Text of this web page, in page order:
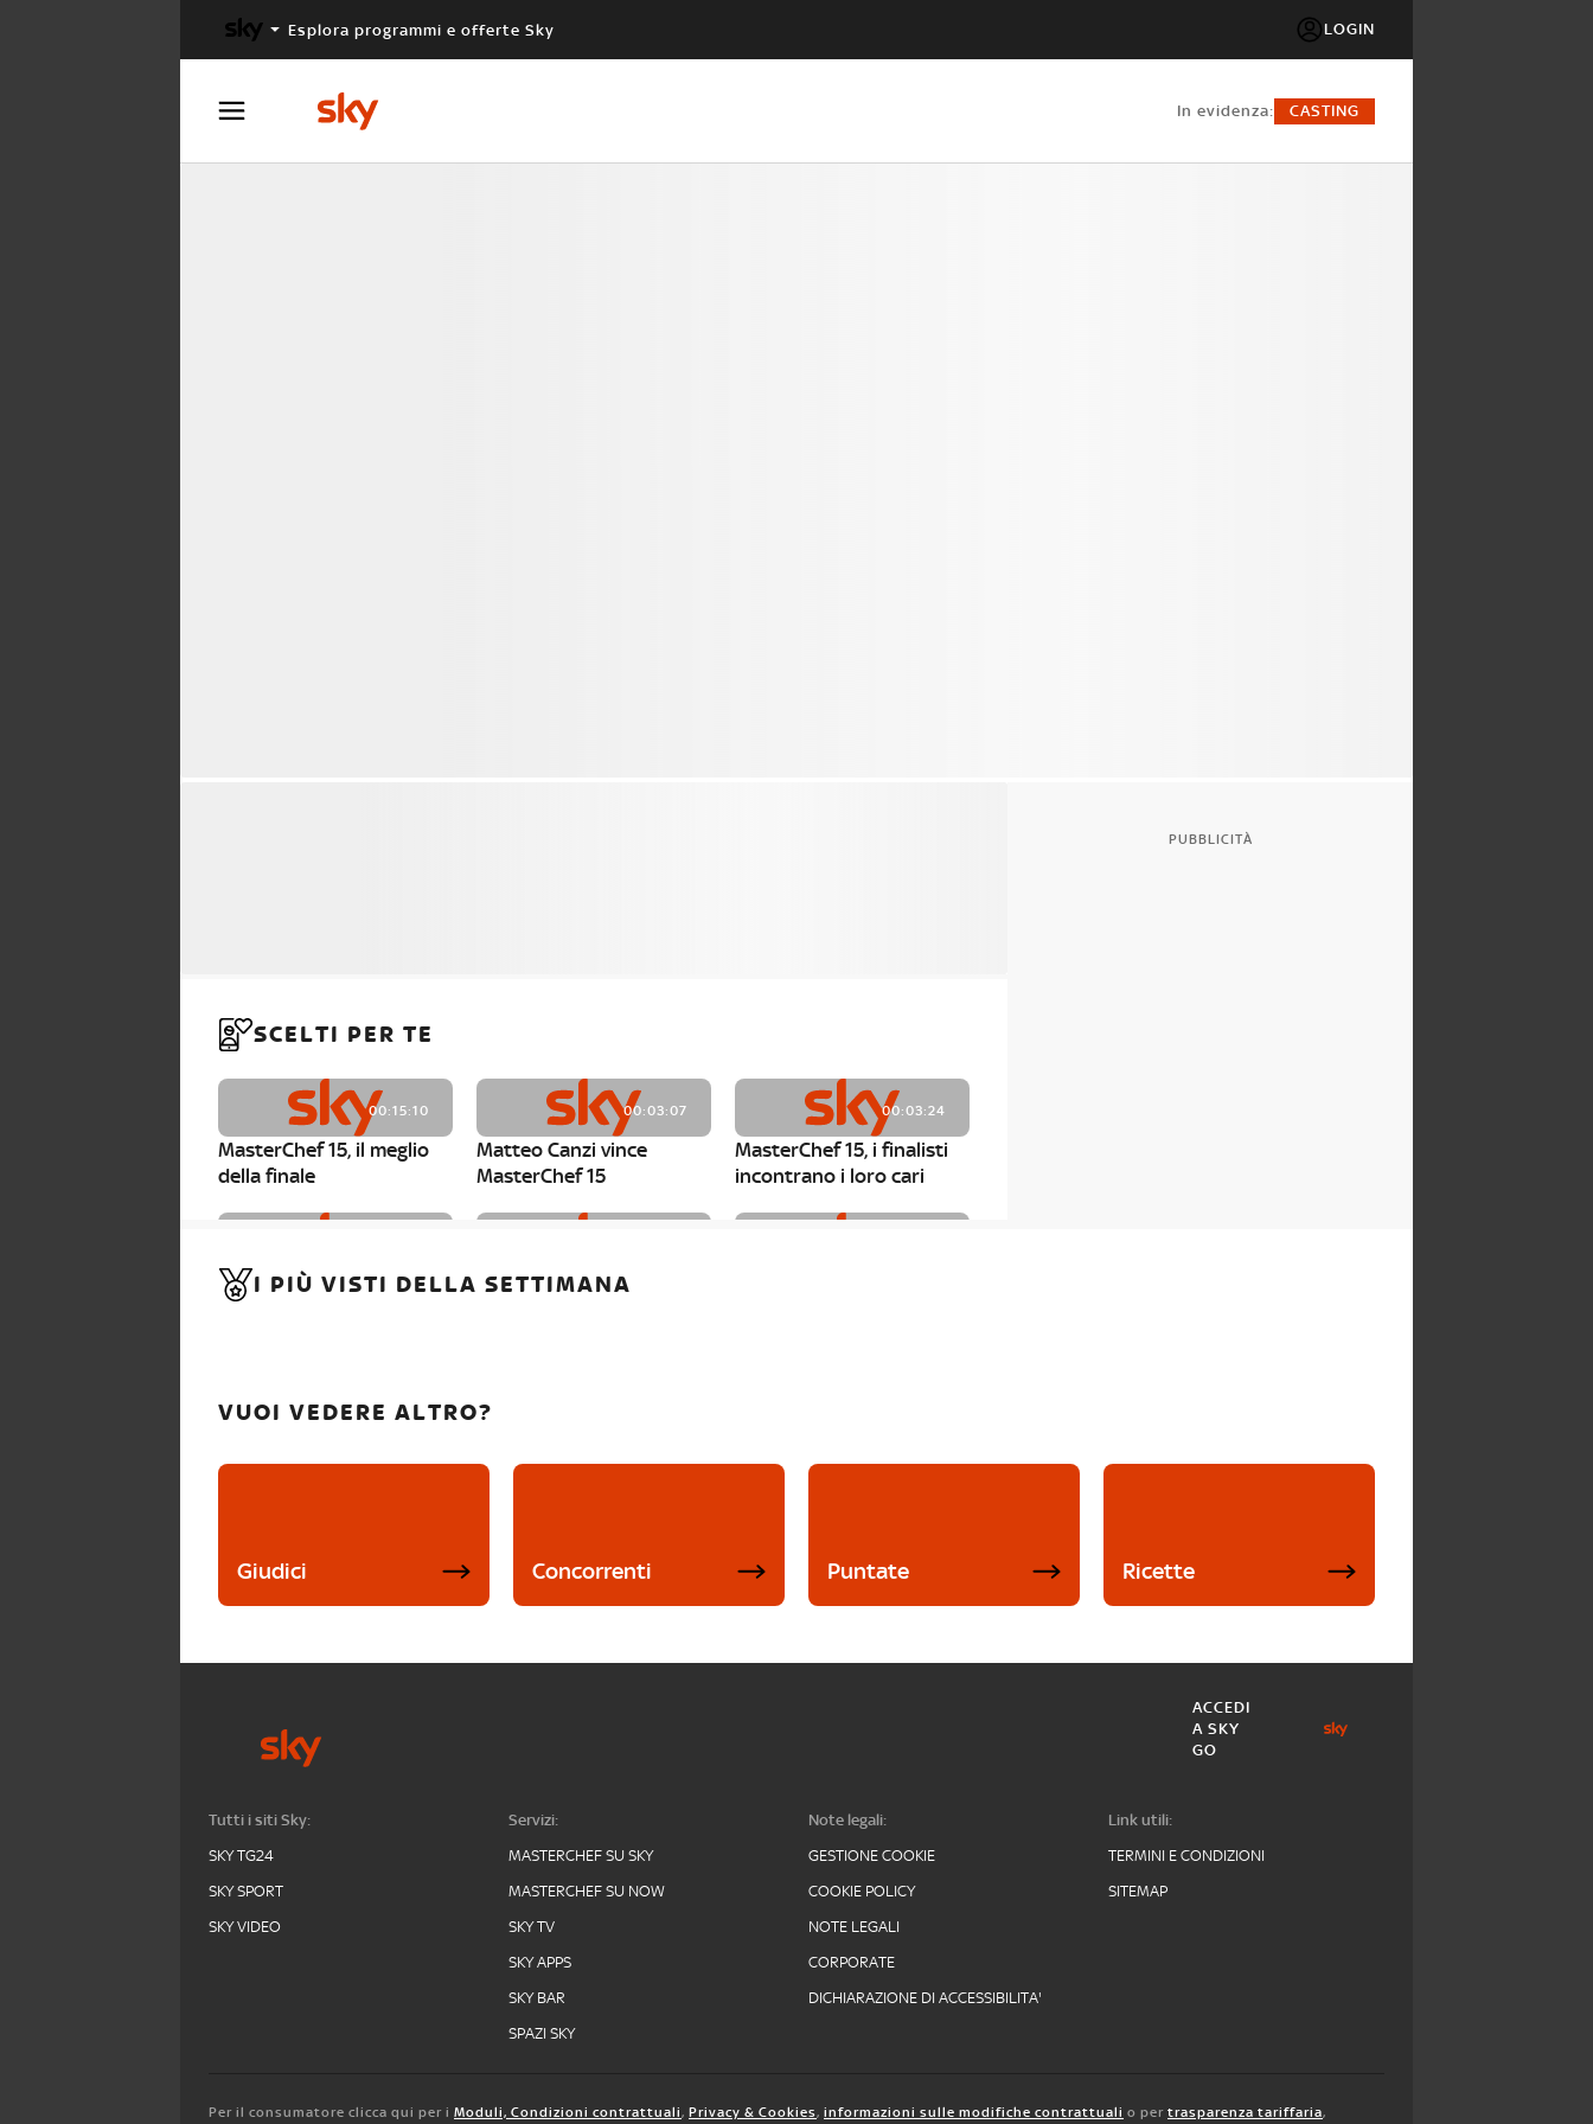
Esplora programmi e offerte Sky LOGIN
in evidenza: CASTING
SCELTI PER TE
00:15:10
MasterChef 15, il meglio
della finale
00:03:07
Matteo Canzi vince
MasterChef 15
00:03:24
MasterChef 15, i finalisti
incontrano i loro cari
MasterChef 15, Carlotta è
MasterChef 15, Matteo
PUBBLICITÀ
I PIÙ VISTI DELLA SETTIMANA
VUOI VEDERE ALTRO?
Giudici Concorrenti Puntate Ricette
ACCEDI
A SKY
GO
Tutti i siti Sky:
SKY TG24
SKY SPORT
SKY VIDEO
Servizi:
MASTERCHEF SU SKY
MASTERCHEF SU NOW
SKY TV
SKY APPS
SKY BAR
SPAZI SKY
Note legali:
GESTIONE COOKIE
COOKIE POLICY
NOTE LEGALI
CORPORATE
DICHIARAZIONE DI ACCESSIBILITA'
Link utili:
TERMINI E CONDIZIONI
SITEMAP
Per il consumatore clicca qui per i Moduli, Condizioni contrattuali, Privacy & Cookies, informazioni sulle modifiche contrattuali o per trasparenza tariffaria,